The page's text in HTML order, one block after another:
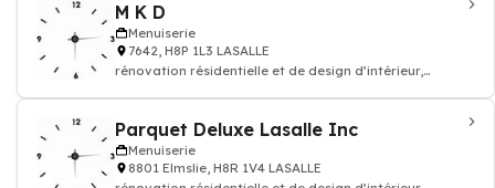
M K D
Menuiserie
7642, H8P 1L3 LASALLE
rénovation résidentielle et de design d’intérieur,
Parquet Deluxe Lasalle Inc
Menuiserie
8801 Elmslie, H8R 1V4 LASALLE